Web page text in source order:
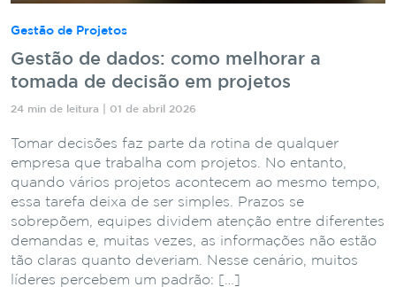
Gestão de Projetos
Gestão de dados: como melhorar a
tomada de decisão em projetos
24 min de leitura | 01 de abril 2026
Tomar decisões faz parte da rotina de qualquer
empresa que trabalha com projetos. No entanto,
quando vários projetos acontecem ao mesmo tempo,
essa tarefa deixa de ser simples. Prazos se
sobrepõem, equipes dividem atenção entre diferentes
demandas e, muitas vezes, as informações não estão
tão claras quanto deveriam. Nesse cenário, muitos
líderes percebem um padrão: […]